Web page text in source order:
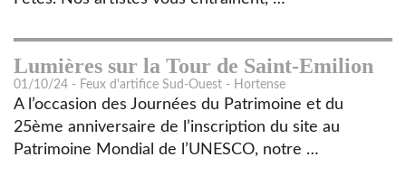
Lumières sur la Tour de Saint-Emilion
01/10/24 - Feux d'artifice Sud-Ouest - Hortense
A l’occasion des Journées du Patrimoine et du
25ème anniversaire de l’inscription du site au
Patrimoine Mondial de l’UNESCO, notre …